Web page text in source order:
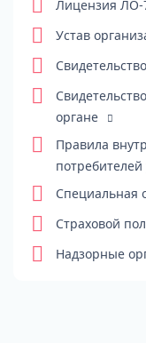
Лицензия ЛО-
Устав
органе
Правила
потребителей
Специальная
Страховой
Надзорные